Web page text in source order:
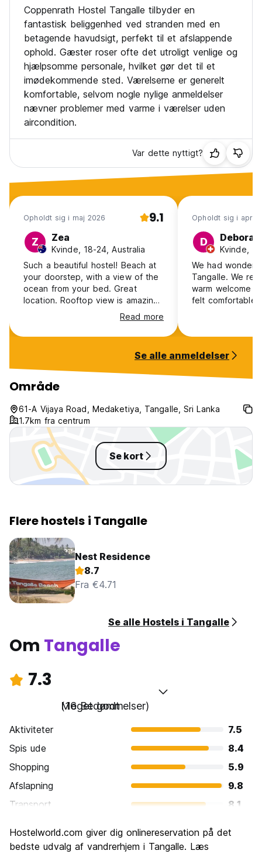
Coppenrath Hostel Tangalle tilbyder en
fantastisk beliggenhed ved stranden med en
betagende havudsigt, perfekt til et afslappende
ophold. Gæster roser ofte det utroligt venlige og
hjælpsomme personale, hvilket gør det til et
imødekommende sted. Værelserne er generelt
komfortable, selvom nogle nylige anmeldelser
nævner problemer med varme i værelser uden
aircondition.
Var dette nyttigt?
Opholdt sig i maj 2026 9.1
Z Zea
Kvinde, 18-24, Australia
Such a beautiful hostel! Beach at
your doorstep, with a view of the
ocean from your bed. Great
location. Rooftop view is amazing!
Rooms get hot at night but I had
two fans. Food was a bit pricey
but good. Quiet in off season but
Read more
Opholdt sig i apr.
D Deborah
Kvinde,
We had
Tangalle. We
warm welcome
felt comfortable
of the
entire staff is
Se alle anmeldelser
Område
61-A Vijaya Road, Medaketiya, Tangalle, Sri Lanka
1.7km fra centrum
Se kort
Flere hostels i Tangalle
Nest Residence
8.7
Fra €4.71
Se alle Hostels i Tangalle
Om Tangalle
7.3
Meget godt
(16 Bedømmelser)
Aktiviteter
7.5
Spis ude
8.4
Shopping
5.9
Afslapning
9.8
Transport
8.1
Kultur
Hostelworld.com giver dig onlinereservation på det
bedste udvalg af vandrerhjem i Tangalle. Læs